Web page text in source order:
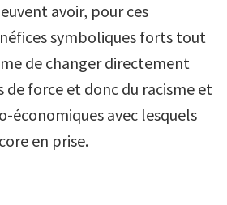
avoir, pour ces
symboliques forts tout
de changer directement
de force et donc du racisme et
économiques avec lesquels
en prise.